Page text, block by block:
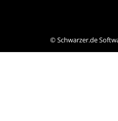
©Schwarzer.de